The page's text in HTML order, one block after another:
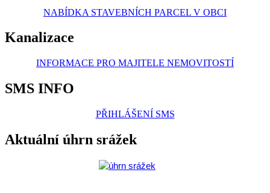
NABÍDKA STAVEBNÍCH PARCEL V OBCI
Kanalizace
INFORMACE PRO MAJITELE NEMOVITOSTÍ
SMS INFO
PŘIHLÁŠENÍ SMS
Aktuální úhrn srážek